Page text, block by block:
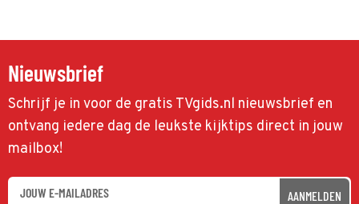
Nieuwsbrief
Schrijf je in voor de gratis TVgids.nl nieuwsbrief en
ontvang iedere dag de leukste kijktips direct in jouw
mailbox!
AANMELDEN